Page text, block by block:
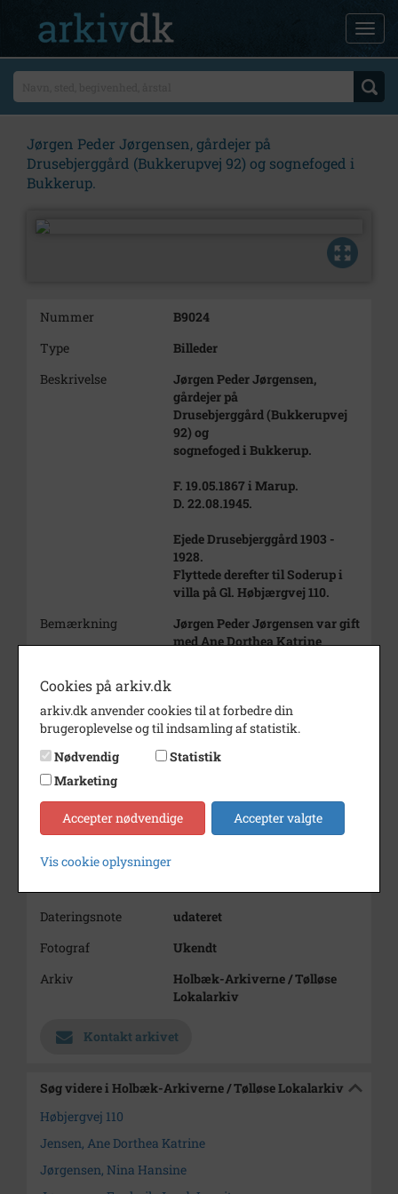
Jørgen Peder Jørgensen, gårdejer på
Drusebjerggård (Bukkerupvej 92) og sognefoged i
Bukkerup.
Nummer
B9024
Type
Billeder
Beskrivelse
Jørgen Peder Jørgensen,
gårdejer på
Drusebjerggård (Bukkerupvej
92) og
sognefoged i Bukkerup.
F. 19.05.1867 i Marup.
D. 22.08.1945.
Ejede Drusebjerggård 1903 -
1928.
Flyttede derefter til Soderup i
villa på Gl. Høbjærgvej 110.
Bemærkning
Jørgen Peder Jørgensen var gift
med Ane Dorthea Katrine
sønnen Frederik Jacob Laurits
Jørgensens fødsel d. 03.02.1904.
Frederik Jørgensen overlevede.
Foruden ham havde parret
Jørgensen (f. 24.10.1901).
Giverens kone (Birgitte
Lunding) er datter af Frederik
Dateringsnote
udateret
Fotograf
Ukendt
Arkiv
Holbæk-Arkiverne / Tølløse
Lokalarkiv
Kontakt arkivet
Søg videre i Holbæk-Arkiverne / Tølløse Lokalarkiv
Høbjergvej 110
Jensen, Ane Dorthea Katrine
Jørgensen, Nina Hansine
Cookies på arkiv.dk
arkiv.dk anvender cookies til at forbedre din
brugeroplevelse og til indsamling af statistik.
Nødvendig
Statistik
Marketing
Accepter nødvendige Accepter valgte
Vis cookie oplysninger